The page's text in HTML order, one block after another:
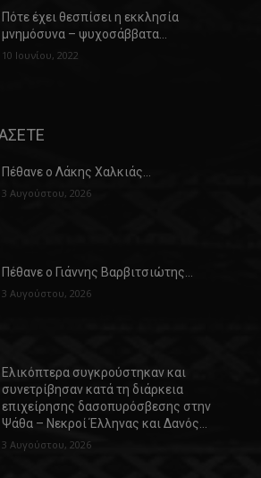
Πότε έχει θεσπίσει η εκκλησία
μνημόσυνα – ψυχοσάββατα…
10 Ιουνίου, 2022
Πέθανε ο Λάκης Χαλκιάς…
3 Αυγούστου, 2026
Πέθανε ο Γιάννης Βαρβιτσιώτης…
3 Αυγούστου, 2026
Ελικόπτερα συγκρούστηκαν και
συνετρίβησαν κατά τη διάρκεια
επιχείρησης δασοπυρόσβεσης στην
Ψάθα – Νεκροί Έλληνας και Δανός…
3 Αυγούστου, 2026